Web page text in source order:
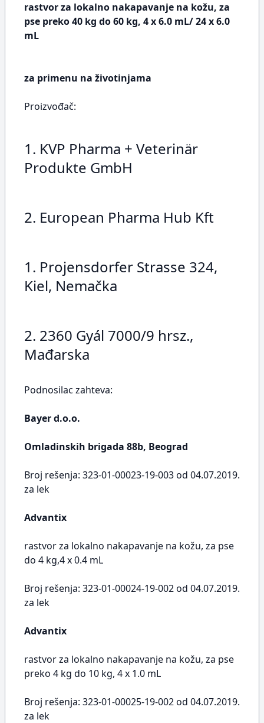
rastvor za lokalno nakapavanje na kožu, za
pse preko 40 kg do 60 kg, 4 x 6.0 mL/ 24 x 6.0
mL
za primenu na životinjama
Proizvođač:
1. KVP Pharma + Veterinär
Produkte GmbH
2. European Pharma Hub Kft
1. Projensdorfer Strasse 324,
Kiel, Nemačka
2. 2360 Gyál 7000/9 hrsz.,
Mađarska
Podnosilac zahteva:
Bayer d.o.o.
Omladinskih brigada 88b, Beograd
Broj rešenja: 323-01-00023-19-003 od 04.07.2019.
za lek
Advantix
rastvor za lokalno nakapavanje na kožu, za pse
do 4 kg,4 x 0.4 mL
Broj rešenja: 323-01-00024-19-002 od 04.07.2019.
za lek
Advantix
rastvor za lokalno nakapavanje na kožu, za pse
preko 4 kg do 10 kg, 4 x 1.0 mL
Broj rešenja: 323-01-00025-19-002 od 04.07.2019.
za lek